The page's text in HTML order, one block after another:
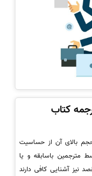
کتاب
بالای آن از حساسیت
مترجمین باسابقه و یا
نیز آشنایی کافی دارند